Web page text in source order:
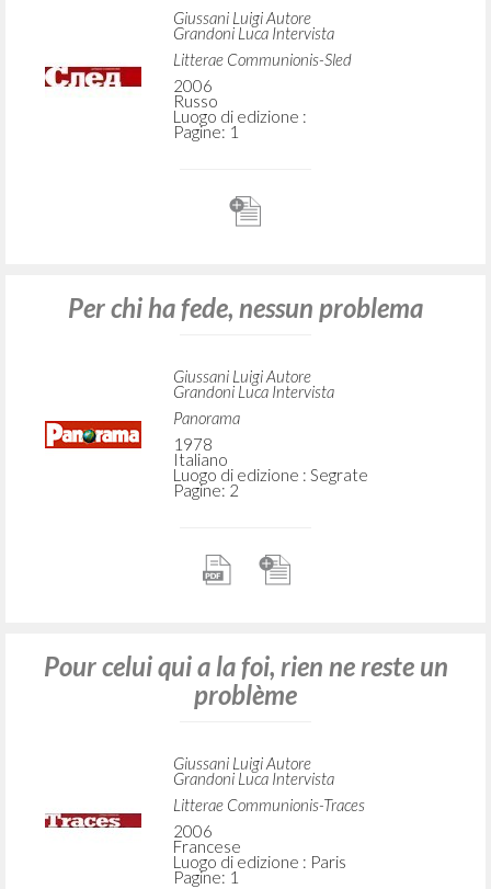
Giussani Luigi Autore
Grandoni Luca Intervista
Litterae Communionis-Sled
2006
Russo
Luogo di edizione :
Pagine: 1
Per chi ha fede, nessun problema
Giussani Luigi Autore
Grandoni Luca Intervista
Panorama
1978
Italiano
Luogo di edizione : Segrate
Pagine: 2
Pour celui qui a la foi, rien ne reste un
problème
Giussani Luigi Autore
Grandoni Luca Intervista
Litterae Communionis-Traces
2006
Francese
Luogo di edizione : Paris
Pagine: 1